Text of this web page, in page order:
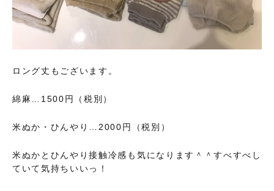
ロング丈もございます。
綿麻…1500円（税別）
米ぬか・ひんやり…2000円（税別）
米ぬかとひんやり接触冷感も気になります＾＾すべすべし
ていて気持ちいいっ！